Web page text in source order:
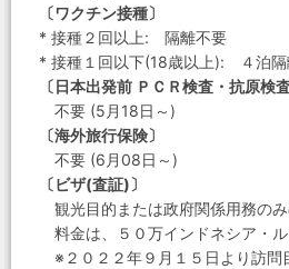
〔ワクチン接種〕
* 接種２回以上: 隔離不要
* 接種１回以下(18歳以上): ４泊
〔日本出発前 ＰＣＲ検査・抗原検査
不要 (5月18日～)
〔海外旅行保険〕
不要 (6月08日～)
〔ビザ(査証)〕
観光目的または政府関係用務のみ
料金は、５０万インドネシア・
※２０２２年９月１５日より訪問